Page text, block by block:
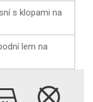
s klopami na
lem na